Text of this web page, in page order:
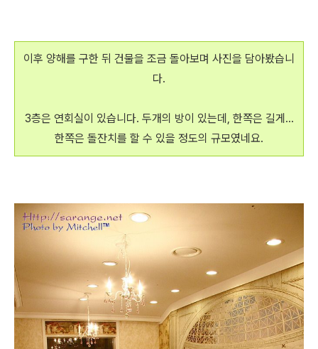
이후 양해를 구한 뒤 건물을 조금 돌아보며 사진을 담아봤습니
다.
3층은 연회실이 있습니다. 두개의 방이 있는데, 한쪽은 길게...
한쪽은 돌잔치를 할 수 있을 정도의 규모였네요.